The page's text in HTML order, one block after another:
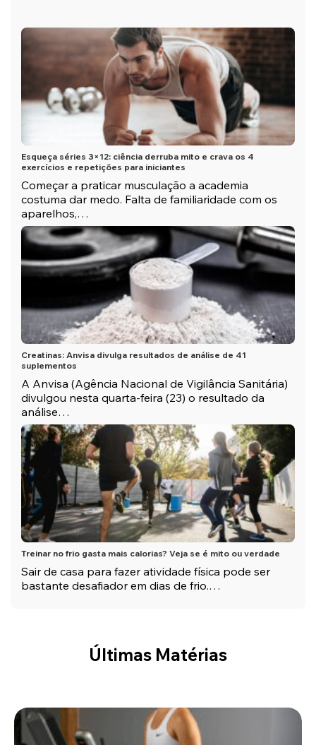
Esqueça séries 3×12: ciência derruba mito e crava os 4
exercícios e repetições para iniciantes
Começar a praticar musculação a academia
costuma dar medo. Falta de familiaridade com os
aparelhos,…
Creatinas: Anvisa divulga resultados de análise de 41
suplementos
A Anvisa (Agência Nacional de Vigilância Sanitária)
divulgou nesta quarta-feira (23) o resultado da
análise…
Treinar no frio gasta mais calorias? Veja se é mito ou verdade
Sair de casa para fazer atividade física pode ser
bastante desafiador em dias de frio.…
Últimas Matérias